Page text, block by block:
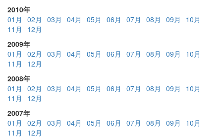
2010年
01月
02月 03月 04月 05月 06月 07月 08月 09月
10月
11月
12月
2009年
01月
02月 03月 04月 05月 06月 07月 08月 09月
10月
11月
12月
2008年
01月
02月 03月 04月 05月 06月 07月 08月 09月
10月
11月
12月
2007年
01月
02月 03月 04月 05月 06月 07月 08月 09月
10月
11月
12月